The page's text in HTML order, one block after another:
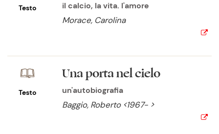
Testo il calcio, la vita. l'amore
Morace, Carolina
Testo
Una porta nel cielo
un'autobiografia
Baggio, Roberto <1967- >